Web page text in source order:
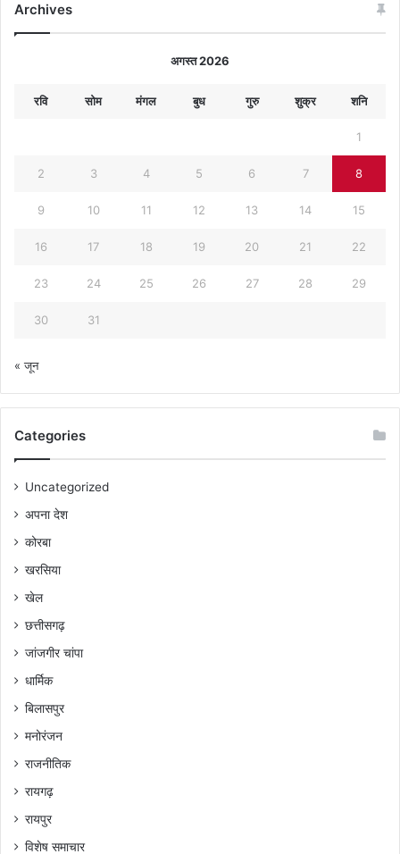
Archives
अगस्त 2026
रवि सोम मंगल बुध गुरु शुक्र शनि
1
2 3 4 5 6 7 8
9 10 11 12 13 14 15
16 17 18 19 20 21 22
23 24 25 26 27 28 29
30 31
« जून
Categories
Uncategorized
अपना देश
कोरबा
खरसिया
खेल
छत्तीसगढ़
जांजगीर चांपा
धार्मिक
बिलासपुर
मनोरंजन
राजनीतिक
रायगढ़
रायपुर
विशेष समाचार